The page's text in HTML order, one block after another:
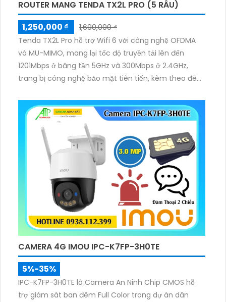
ROUTER MANG TENDA TX2L PRO (5 RÂU)
1,250,000 ₫
1,690,000 ₫
Tenda TX2L Pro hỗ trợ Wifi 6 với công nghệ OFDMA
và MU-MIMO, mang lại tốc độ truyền tải lên đến
1201Mbps ở băng tần 5GHz và 300Mbps ở 2.4GHz,
trang bị công nghệ bảo mật tiên tiến, kèm theo đèn
CAMERA 4G IMOU IPC-K7FP-3H0TE
5%-35%
IPC-K7FP-3H0TE là Camera An Ninh Chip CMOS hỗ
trợ giám sát ban đêm Full Color trong dự án dân